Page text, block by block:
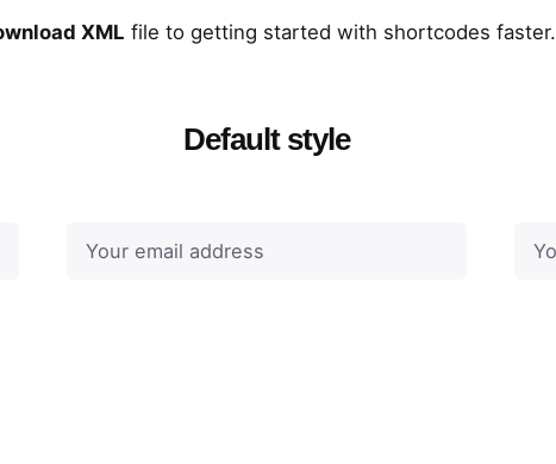
XML file to getting started with shortcodes faster.
Default style